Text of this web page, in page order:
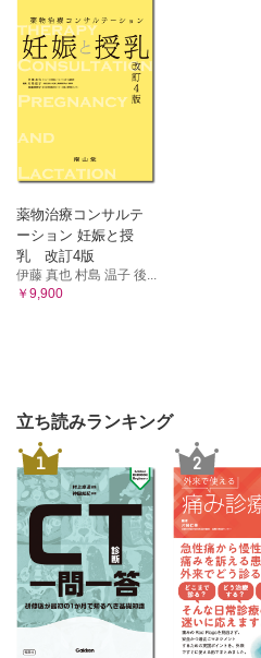
薬物治療コンサルテ
ーション 妊娠と授
乳 改訂4版
伊藤 真也 村島 温子 後...
￥9,900
立ち読みランキング
1 2